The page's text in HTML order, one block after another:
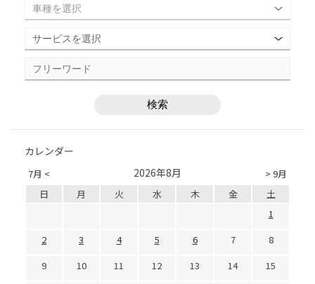
カレンダー
7月 < > 9月
2026年8月
日 月 火 水 木 金
土
1
2
3 4 5 6 7
8
9
10 11 12 13 14
15